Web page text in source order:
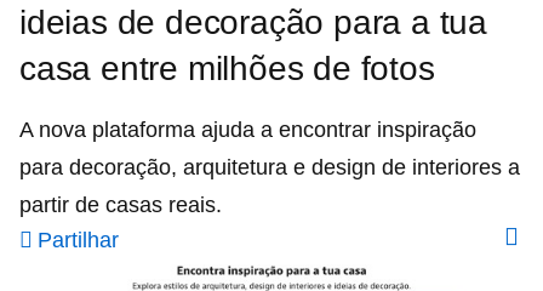
ideias de decoração para a tua
casa entre milhões de fotos
A nova plataforma ajuda a encontrar inspiração
para decoração, arquitetura e design de interiores a
partir de casas reais.
Partilhar